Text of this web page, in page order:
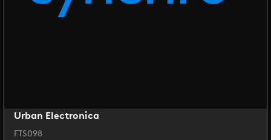
Urban Electronica
FTS098